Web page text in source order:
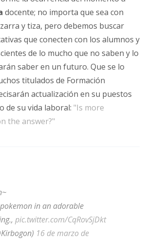
docente; no importa que sea con
y tiza, pero debemos buscar
que conecten con los alumnos y
de lo mucho que no saben y lo
saber en un futuro. Que se lo
titulados de Formación
actualización en su puestos
de su vida laboral: "Is more
the answer?"
in an adorable
pic.twitter.com/CqRovSjDkt
16 de marzo de